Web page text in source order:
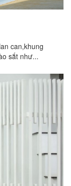
can,khung
sắt như...